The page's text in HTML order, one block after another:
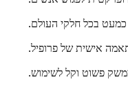
בכל חלקי העולם.
אישית של פרופיל.
פשוט וקל לשימוש.